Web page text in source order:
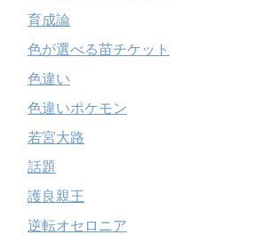
育成論
色が選べる苗チケット
色違い
色違いポケモン
若宮大路
話題
護良親王
逆転オセロニア